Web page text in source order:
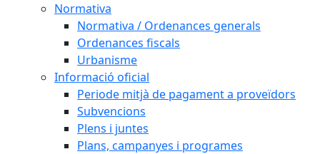
Normativa
Normativa / Ordenances generals
Ordenances fiscals
Urbanisme
Informació oficial
Periode mitjà de pagament a proveïdors
Subvencions
Plens i juntes
Plans, campanyes i programes